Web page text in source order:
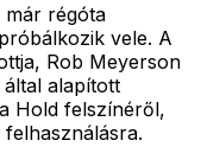
régóta
vele. A
Rob Meyerson
alapított
Hold felszínéről,